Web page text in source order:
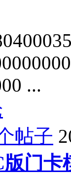
...
帖子
门卡